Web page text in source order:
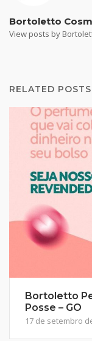
Bortoletto
View posts by
RELATED POSTS
Bortoletto
Posse – GO
17 de setembro